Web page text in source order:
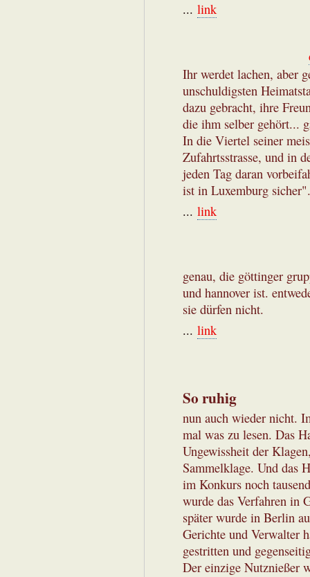
... link
Ihr werdet lachen, aber
unschuldigsten
dazu gebracht, ihre
die ihm selber gehört...
In die Viertel seiner
Zufahrtsstrasse, und in
jeden Tag daran
ist in Luxemburg sicher".
... link
genau, die göttinger
und hannover ist.
sie dürfen nicht.
... link
So ruhig
nun auch wieder nicht.
mal was zu lesen. Das
Ungewissheit der
Sammelklage. Und das
im Konkurs noch
wurde das Verfahren in
später wurde in Berlin
Gerichte und Verwalter
gestritten und
Der einzige Nutznießer